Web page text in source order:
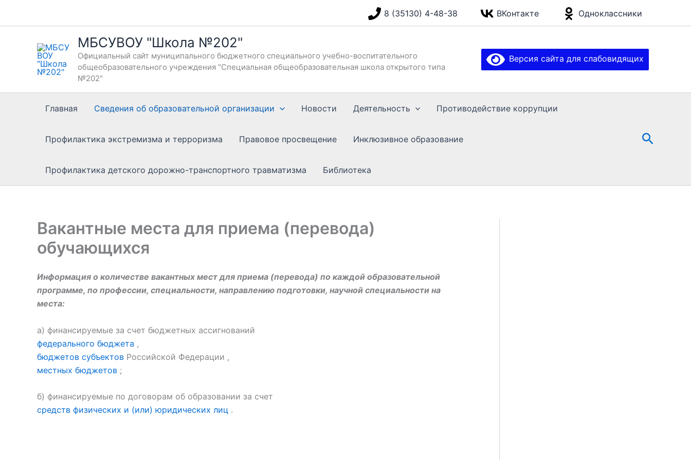
8 (35130) 4-48-38 ВКонтакте Одноклассники
МБСУВОУ "Школа №202"
Официальный сайт муниципального бюджетного специального учебно-воспитательного
общеобразовательного учреждения "Специальная общеобразовательная школа открытого типа
№202"
Версия сайта для слабовидящих
Главная Сведения об образовательной организации Новости Деятельность Противодействие коррупции
Профилактика экстремизма и терроризма Правовое просвещение Инклюзивное образование
Профилактика детского дорожно-транспортного травматизма Библиотека
Поиск
Вакантные места для приема (перевода)
обучающихся
Информация о количестве вакантных мест для приема (перевода) по каждой образовательной
программе, по профессии, специальности, направлению подготовки, научной специальности на
места:
а) финансируемые за счет бюджетных ассигнований
федерального бюджета ,
бюджетов субъектов Российской Федерации ,
местных бюджетов ;
б) финансируемые по договорам об образовании за счет
средств физических и (или) юридических лиц .